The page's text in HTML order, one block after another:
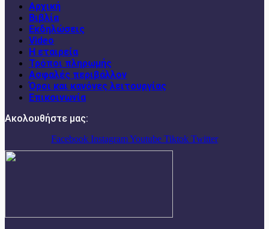
Αρχική
Βιβλία
Εκδηλώσεις
Video
Η εταιρεία
Τρόποι πληρωμής
Ασφαλές περιβάλλον
Όροι και κανόνες λειτουργίας
Επικοινωνία
Ακολουθήστε μας:
Facebook InstagramYoutube Tiktok Twitter